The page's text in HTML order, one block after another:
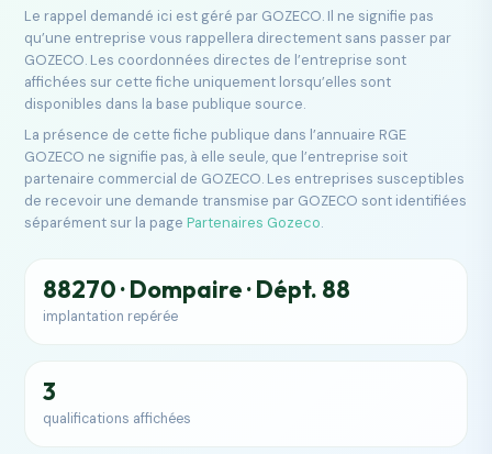
Le rappel demandé ici est géré par GOZECO. Il ne signifie pas
qu’une entreprise vous rappellera directement sans passer par
GOZECO. Les coordonnées directes de l’entreprise sont
affichées sur cette fiche uniquement lorsqu’elles sont
disponibles dans la base publique source.
La présence de cette fiche publique dans l’annuaire RGE
GOZECO ne signifie pas, à elle seule, que l’entreprise soit
partenaire commercial de GOZECO. Les entreprises susceptibles
de recevoir une demande transmise par GOZECO sont identifiées
séparément sur la pagePartenaires Gozeco.
88270 · Dompaire · Dépt. 88
implantation repérée
3
qualifications affichées